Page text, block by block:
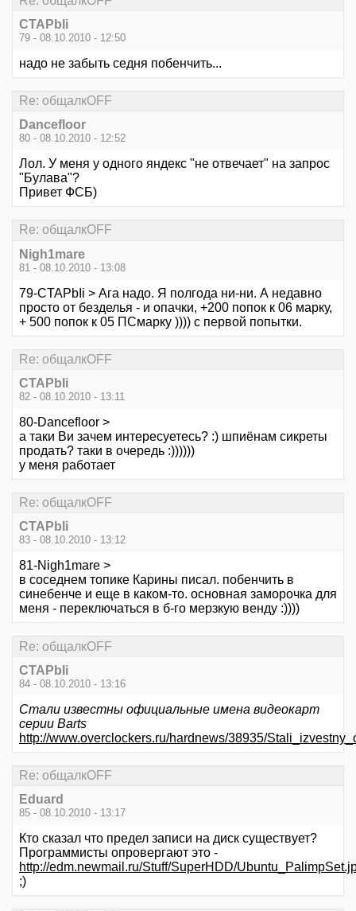
CTAPbIi
79 - 08.10.2010 - 12:50
надо не забыть седня побенчить...
Re: общалкOFF
Dancefloor
80 - 08.10.2010 - 12:52
Лол. У меня у одного яндекс "не отвечает" на запрос
"Булава"?
Привет ФСБ)
Re: общалкOFF
Nigh1mare
81 - 08.10.2010 - 13:08
79-CTAPbIi > Ага надо. Я полгода ни-ни. А недавно
просто от безделья - и опачки, +200 попок к 06 марку,
+ 500 попок к 05 ПСмарку )))) с первой попытки.
Re: общалкOFF
CTAPbIi
82 - 08.10.2010 - 13:11
80-Dancefloor >
а таки Ви зачем интересуетесь? :) шпиёнам сикреты
продать? таки в очередь :))))))
у меня работает
Re: общалкOFF
CTAPbIi
83 - 08.10.2010 - 13:12
81-Nigh1mare >
в соседнем топике Карины писал. побенчить в
синебенче и еще в каком-то. основная заморочка для
меня - переключаться в б-го мерзкую венду :))))
Re: общалкOFF
CTAPbIi
84 - 08.10.2010 - 13:16
Стали известны официальные имена видеокарт
серии Barts
http://www.overclockers.ru/hardnews/38935/
Re: общалкOFF
Eduard
85 - 08.10.2010 - 13:17
Кто сказал что предел записи на диск существует?
Программисты опровергают это -
http://edm.newmail.ru/Stuff/SuperHDD/
;)